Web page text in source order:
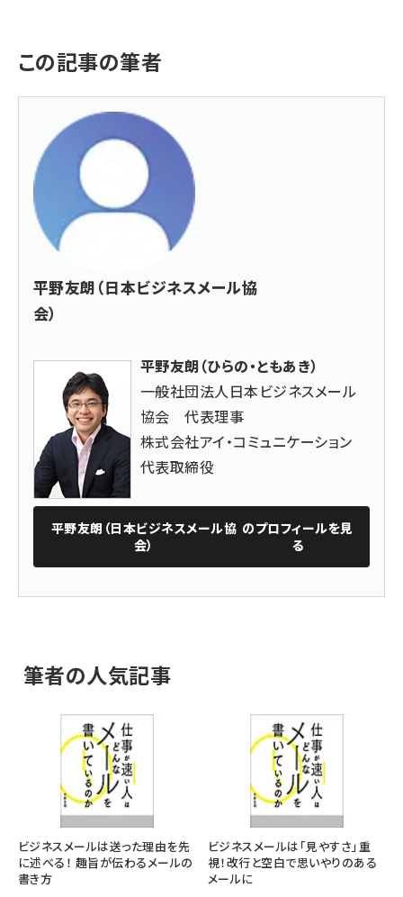
この記事の筆者
平野友朗（日本ビジネスメール協
会）
平野友朗（ひらの・ともあき）
一般社団法人日本ビジネスメール
協会 代表理事
株式会社アイ・コミュニケーション
代表取締役
平野友朗（日本ビジネスメール協
会）
のプロフィールを見
る
筆者の人気記事
ビジネスメールは送った理由を先
に述べる！ 趣旨が伝わるメールの
書き方
ビジネスメールは「見やすさ」重
視！改行と空白で思いやりのある
メールに